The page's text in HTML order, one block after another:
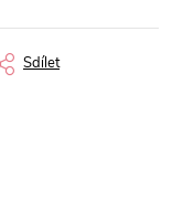
Sdílet